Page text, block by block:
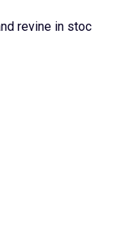
revine in stoc